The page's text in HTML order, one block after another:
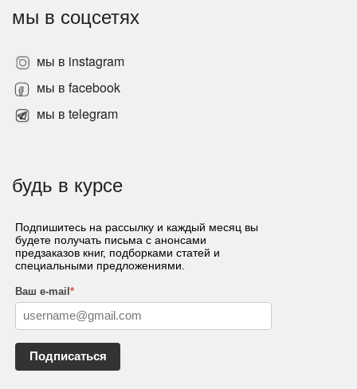
мы в соцсетях
мы в instagram
мы в facebook
мы в telegram
будь в курсе
Подпишитесь на рассылку и каждый месяц вы
будете получать письма с анонсами
предзаказов книг, подборками статей и
специальными предложениями.
Ваш e-mail*
Подписаться